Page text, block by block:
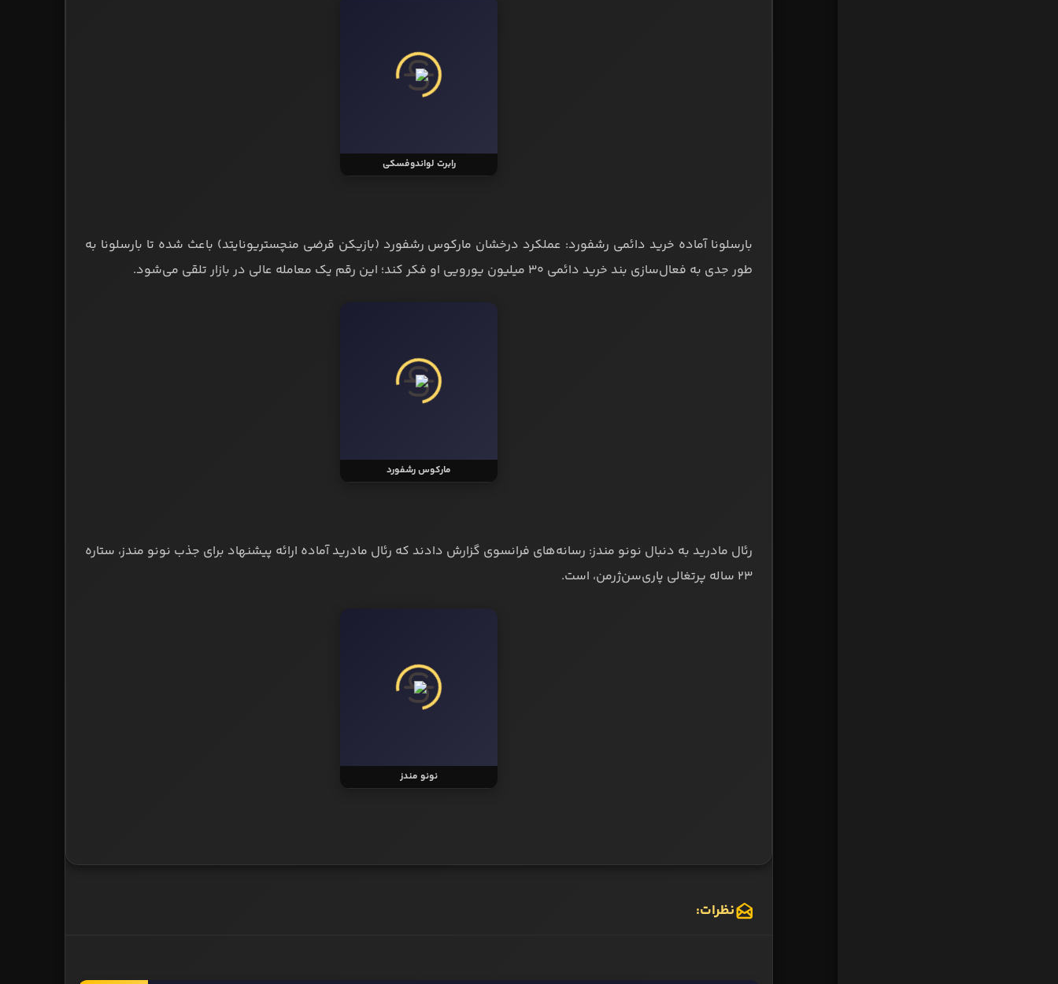
رابرت لواندوفسکی
بارسلونا آماده خرید دائمی رشفورد: عملکرد درخشان مارکوس رشفورد (بازیکن قرضی منچستریونایتد) باعث شده تا بارسلونا به
طور جدی به فعال‌سازی بند خرید دائمی ۳۰ میلیون یورویی او فکر کند؛ این رقم یک معامله عالی در بازار تلقی می‌شود.
مارکوس رشفورد
رئال مادرید به دنبال نونو مندز: رسانه‌های فرانسوی گزارش دادند که رئال مادرید آماده ارائه پیشنهاد برای جذب نونو مندز، ستاره
۲۳ ساله پرتغالی پاری‌سن‌ژرمن، است.
نونو مندز
نظرات: